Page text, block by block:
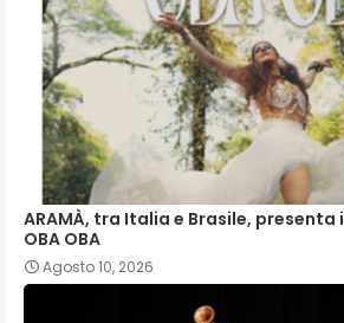
ARAMÀ, tra Italia e Brasile, presenta
OBA OBA
Agosto 10, 2026